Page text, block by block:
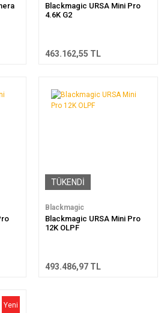
Blackmagic URSA Mini Pro
4.6K G2
463.162,55 TL
TÜKENDİ
Blackmagic
Blackmagic URSA Mini Pro
12K OLPF
493.486,97 TL
Yeni